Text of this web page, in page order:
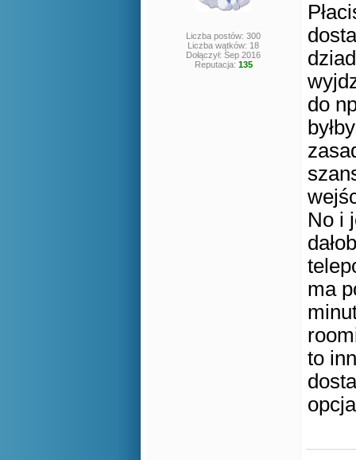
Liczba postów: 300
Liczba wątków: 18
Dołączył: Sep 2016
Reputacja: 135
do
No i
ma
to